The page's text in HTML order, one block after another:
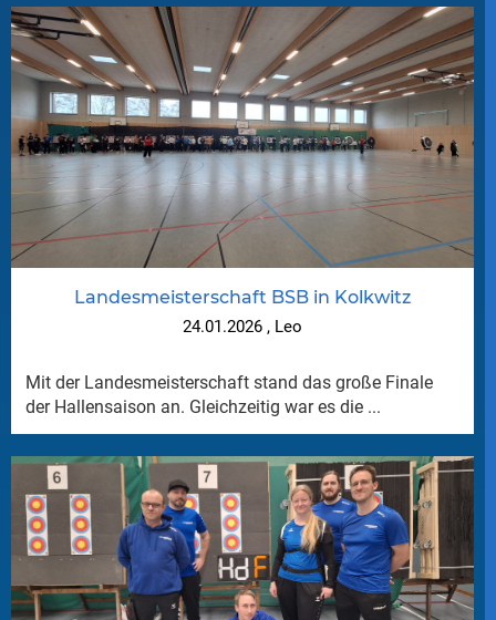
Landesmeisterschaft BSB in Kolkwitz
24.01.2026 , Leo
Mit der Landesmeisterschaft stand das große Finale
der Hallensaison an. Gleichzeitig war es die ...